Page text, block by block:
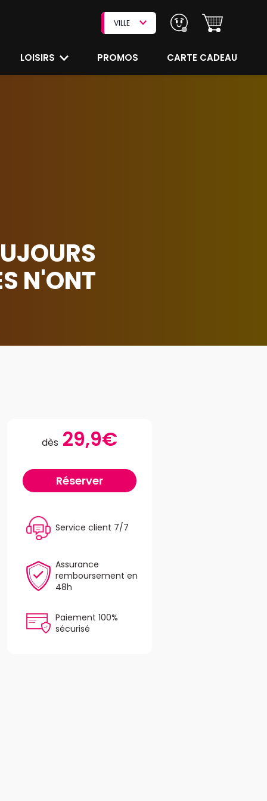
VILLE
LOISIRS PROMOS CARTE CADEAU
N'ONT
dès 29,9€
Réserver
Service client 7/7
Assurance
remboursement en
48h
Paiement 100%
sécurisé